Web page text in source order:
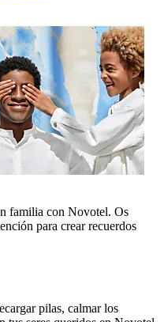
familia con Novotel. Os
para crear recuerdos
pilas, calmar los